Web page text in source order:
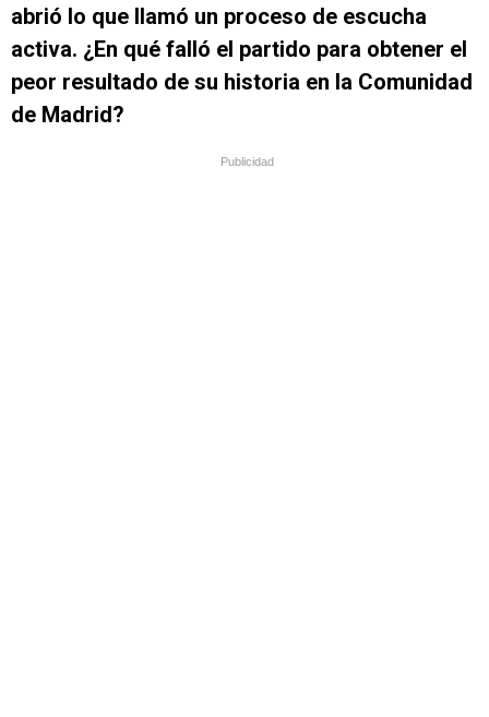
abrió lo que llamó un proceso de escucha
activa. ¿En qué falló el partido para obtener el
peor resultado de su historia en la Comunidad
de Madrid?
Publicidad